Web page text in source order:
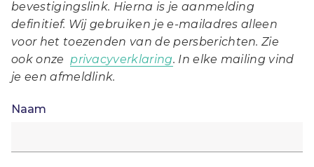
bevestigingslink. Hierna is je aanmelding
definitief. Wij gebruiken je e-mailadres alleen
voor het toezenden van de persberichten. Zie
ook onzeprivacyverklaring. In elke mailing vind
je een afmeldlink.
Naam